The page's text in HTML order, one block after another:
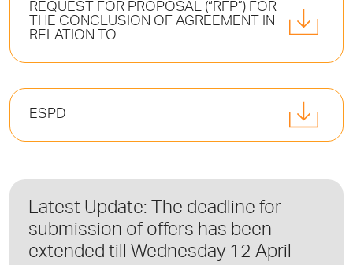
REQUEST FOR PROPOSAL (“RFP”) FOR
THE CONCLUSION OF AGREEMENT IN
RELATION TO
ESPD
Latest Update: The deadline for
submission of offers has been
extended till Wednesday 12 April